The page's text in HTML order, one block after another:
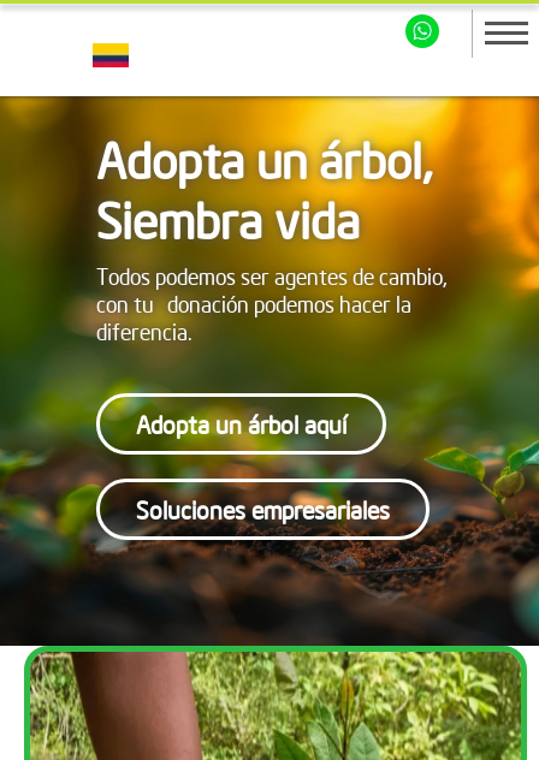
Adopta un árbol,
Siembra vida
Todos podemos ser agentes de cambio,
con tu donación podemos hacer la
diferencia.
Adopta un árbol aquí
Soluciones empresariales